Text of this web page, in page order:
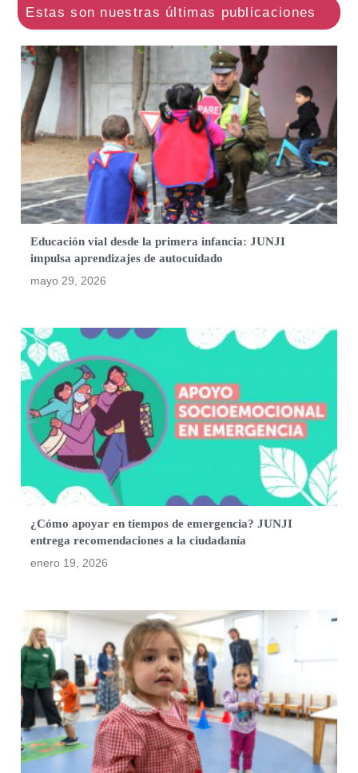
Educación vial desde la primera infancia: JUNJI
impulsa aprendizajes de autocuidado
mayo 29, 2026
¿Cómo apoyar en tiempos de emergencia? JUNJI
entrega recomendaciones a la ciudadanía
enero 19, 2026